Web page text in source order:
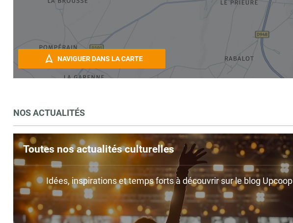
NAVIGUER DANS LA CARTE
NOS ACTUALITÉS
Toutes nos actualités culturelles
Idées, inspirations et temps forts à découvrir sur le blog Upcoop